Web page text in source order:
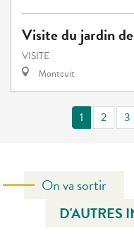
Visite du jardin
VISITE
Montcuit
1 2 3
On va sortir
D'AUTRES